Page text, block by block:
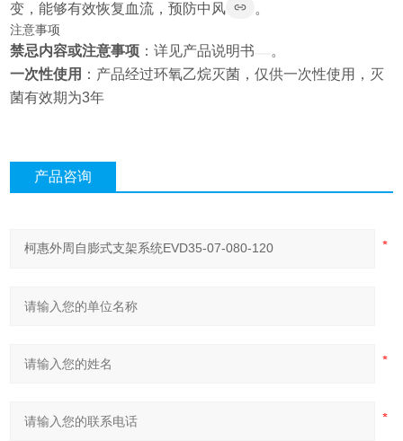
变，能够有效恢复血流，预防中风
。
注意事项
禁忌内容或注意事项 ：详见产品说明书
。
一次性使用 ：产品经过环氧乙烷灭菌，仅供一次性使用，灭
菌有效期为3年
产品咨询